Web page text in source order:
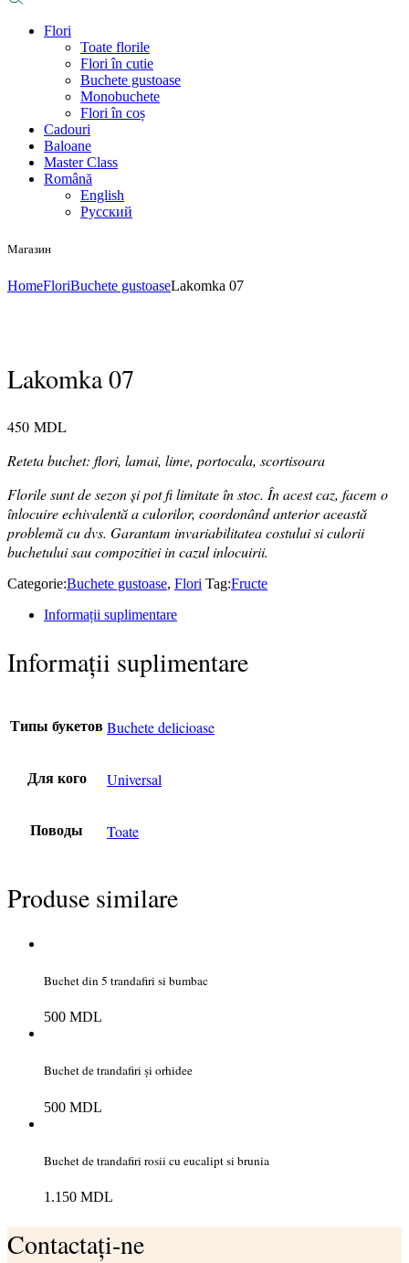
Flori
Toate florile
Flori în cutie
Buchete gustoase
Monobuchete
Flori în coș
Cadouri
Baloane
Master Class
Română
English
Русский
Магазин
HomeFloriBuchete gustoaseLakomka 07
Lakomka 07
450 MDL
Reteta buchet: flori, lamai, lime, portocala, scortisoara
Florile sunt de sezon și pot fi limitate în stoc. În acest caz, facem o
înlocuire echivalentă a culorilor, coordonând anterior această
problemă cu dvs. Garantam invariabilitatea costului si culorii
buchetului sau compozitiei in cazul inlocuirii.
Categorie:Buchete gustoase, Flori Tag:Fructe
Informații suplimentare
Informații suplimentare
Типы букетов Buchete delicioase
Для кого Universal
Поводы Toate
Produse similare
Buchet din 5 trandafiri si bumbac
500 MDL
Buchet de trandafiri și orhidee
500 MDL
Buchet de trandafiri rosii cu eucalipt si brunia
1.150 MDL
Contactați-ne